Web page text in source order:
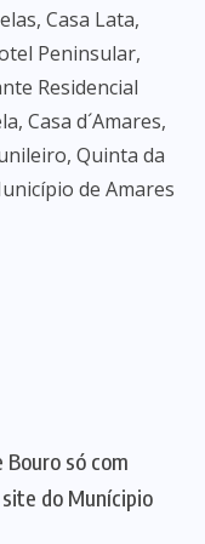
Casa Lata,
Peninsular,
Residencial
Casa d´Amares,
Quinta da
de Amares
Bouro só com
do Munícipio